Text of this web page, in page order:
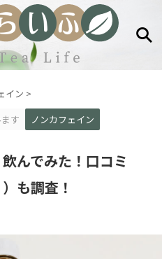
イン >
す
ノンカフェイン
んでみた！口コミ
も調査！